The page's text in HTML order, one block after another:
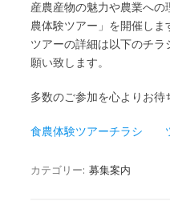
産農産物の魅力や農業へ
農体験ツアー」を開催しま
ツアーの詳細は以下のチ
願い致します。
多数のご参加を心よりお待
食農体験ツアーチラシ
カテゴリー: 募集案内